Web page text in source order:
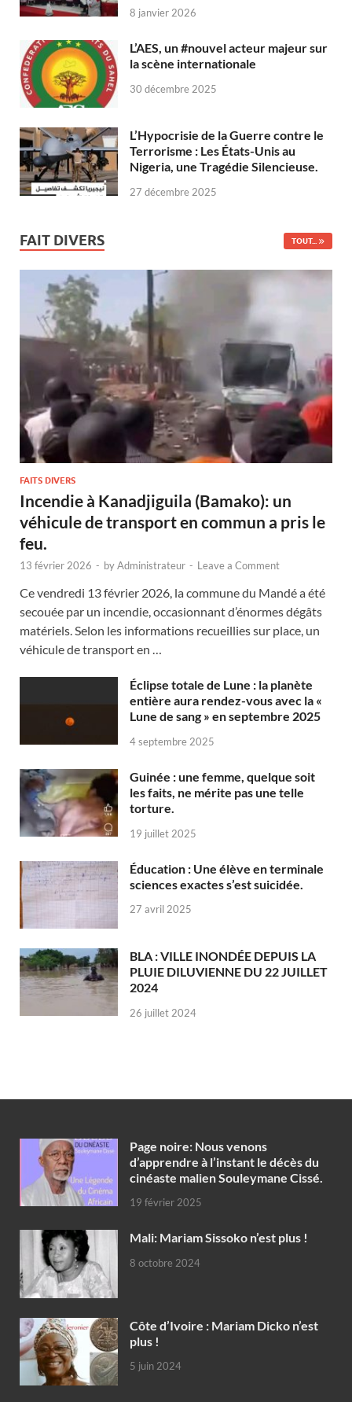
8 janvier 2026
L’AES, un #nouvel acteur majeur sur
la scène internationale
30 décembre 2025
L’Hypocrisie de la Guerre contre le
Terrorisme : Les États-Unis au
Nigeria, une Tragédie Silencieuse.
27 décembre 2025
FAIT DIVERS TOUT...
FAITS DIVERS
Incendie à Kanadjiguila (Bamako): un
véhicule de transport en commun a pris le
feu.
13 février 2026 - byAdministrateur - Leave a Comment
Ce vendredi 13 février 2026, la commune du Mandé a été
secouée par un incendie, occasionnant d’énormes dégâts
matériels. Selon les informations recueillies sur place, un
véhicule de transport en …
Éclipse totale de Lune : la planète
entière aura rendez-vous avec la «
Lune de sang » en septembre 2025
4 septembre 2025
Guinée : une femme, quelque soit
les faits, ne mérite pas une telle
torture.
19 juillet 2025
Éducation : Une élève en terminale
sciences exactes s’est suicidée.
27 avril 2025
BLA : VILLE INONDÉE DEPUIS LA
PLUIE DILUVIENNE DU 22 JUILLET
2024
26 juillet 2024
Page noire: Nous venons
d’apprendre à l’instant le décès du
cinéaste malien Souleymane Cissé.
19 février 2025
Mali: Mariam Sissoko n’est plus !
8 octobre 2024
Côte d’Ivoire : Mariam Dicko n’est
plus !
5 juin 2024